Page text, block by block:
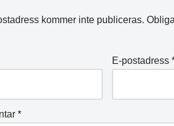
kommer inte publiceras.
E-postadress
*